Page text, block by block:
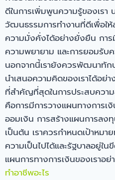
ดีในการเพิ่มพูนความรู้ของเรา
วัฒนธรรมการทำงานที่ดีเพื่อให้
ความมั่งคั่งได้อย่างยั่งยืน การ
ความพยายาม และการยอมรั
นอกจากนี้เรายังควรพัฒนาทักษ
นำเสนอความคิดของเราได้อย่
ที่สำคัญที่สุดในการประสบความ
คือการมีการวางแผนทางการเ
ออมเงิน การสร้างแผนการลง
เป็นต้น เราควรกำหนดเป้าหม
ความเป็นไปได้และรัฐบาลอยู่ใ
แผนการทางการเงินของเราอ
ทำอาชีพอะไร